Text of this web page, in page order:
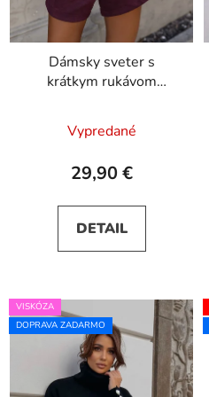
t
o
Dámsky sveter s
krátkym rukávom
Vypredané
29,90 €
DETAIL
VISKÓZA
DOPRAVA ZADARMO